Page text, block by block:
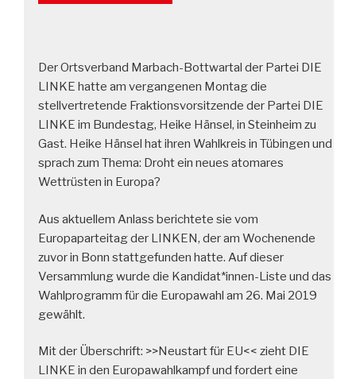
Der Ortsverband Marbach-Bottwartal der Partei DIE
LINKE hatte am vergangenen Montag die
stellvertretende Fraktionsvorsitzende der Partei DIE
LINKE im Bundestag, Heike Hänsel, in Steinheim zu
Gast. Heike Hänsel hat ihren Wahlkreis in Tübingen und
sprach zum Thema: Droht ein neues atomares
Wettrüsten in Europa?
Aus aktuellem Anlass berichtete sie vom
Europaparteitag der LINKEN, der am Wochenende
zuvor in Bonn stattgefunden hatte. Auf dieser
Versammlung wurde die Kandidat*innen-Liste und das
Wahlprogramm für die Europawahl am 26. Mai 2019
gewählt.
Mit der Überschrift: >>Neustart für EU<< zieht DIE
LINKE in den Europawahlkampf und fordert eine